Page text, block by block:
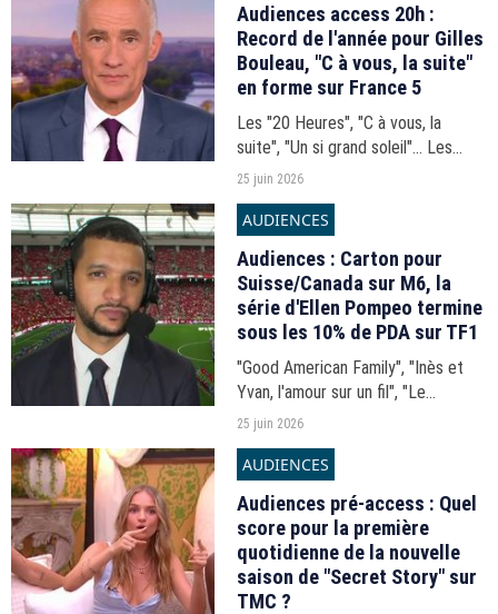
Audiences access 20h :
Record de l'année pour Gilles
Bouleau, "C à vous, la suite"
en forme sur France 5
Les "20 Heures", "C à vous, la
suite", "Un si grand soleil"... Les
audiences du 20h-21h du mercredi
25 juin 2026
AUDIENCES
Audiences : Carton pour
Suisse/Canada sur M6, la
série d'Ellen Pompeo termine
sous les 10% de PDA sur TF1
"Good American Family", "Inès et
Yvan, l'amour sur un fil", "Le
camping, un siècle de bonheur
audiences de la soirée du mercredi
25 juin 2026
AUDIENCES
Audiences pré-access : Quel
score pour la première
quotidienne de la nouvelle
saison de "Secret Story" sur
TMC ?